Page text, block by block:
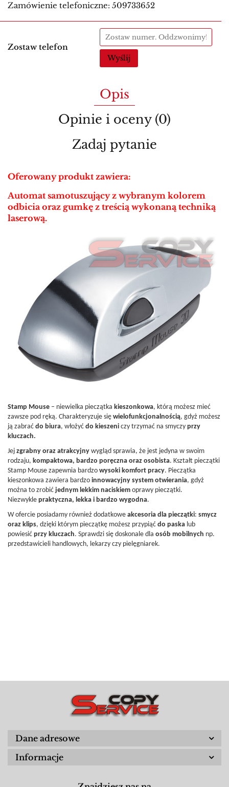
Zamówienie telefoniczne: 509733652
Zostaw telefon
Wyślij
Opis
Opinie i oceny (0)
Zadaj pytanie
Oferowany produkt zawiera:
Automat samotuszujący z wybranym kolorem
odbicia oraz gumkę z treścią wykonaną techniką
laserową.
Stamp Mouse – niewielka pieczątka kieszonkowa, którą możesz mieć
zawsze pod ręką. Charakteryzuje się wielofunkcjonalnością, gdyż możesz
ją zabrać do biura, włożyć do kieszeni czy trzymać na smyczy przy
kluczach.
Jej zgrabny oraz atrakcyjny wygląd sprawia, że jest jedyna w swoim
rodzaju, kompaktowa, bardzo poręczna oraz osobista. Kształt pieczątki
Stamp Mouse zapewnia bardzo wysoki komfort pracy. Pieczątka
kieszonkowa zawiera bardzo innowacyjny system otwierania, gdyż
można to zrobić jednym lekkim naciskiem oprawy pieczątki.
Niezwykle praktyczna, lekka i bardzo wygodna.
W ofercie posiadamy również dodatkowe akcesoria dla pieczątki: smycz
oraz klips, dzięki którym pieczątkę możesz przypiąć do paska lub
powiesić przy kluczach. Sprawdzi się doskonale dla osób mobilnych np.
przedstawicieli handlowych, lekarzy czy pielęgniarek.
Dane adresowe
Informacje